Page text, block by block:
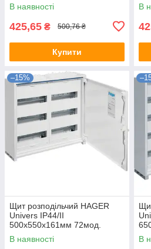
В наявності
425,65 ₴ 500,76 ₴
Купити
В
–15%
Щит розподільчий HAGER
Univers IP44/ІІ
500x550x161мм 72мод.
(2x36)
В наявності В